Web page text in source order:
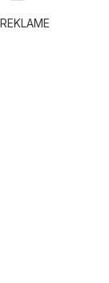
REKLAME